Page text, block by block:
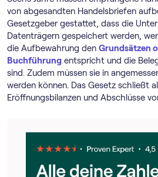
von abgesandten Handelsbriefen
Gesetzgeber gestattet, dass die
Datenträgern gespeichert werden,
die Aufbewahrung den Grundsätzen
Buchführung entspricht und die
sind. Zudem müssen sie in
werden können. Das Gesetz schließt
Eröffnungsbilanzen und Abschlüsse